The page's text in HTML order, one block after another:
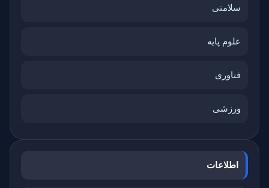
سلامتی
علوم پایه
فناوری
ورزشی
اطلاعات